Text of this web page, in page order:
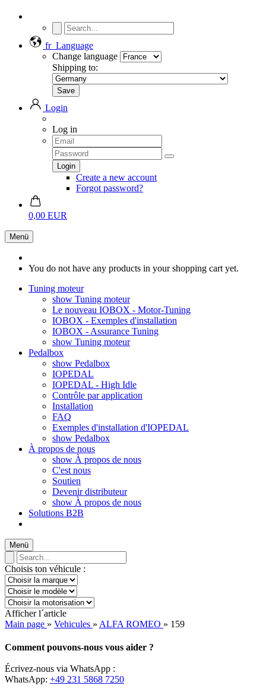
fr Language
Change language
Shipping to:
Login
Log in
Create a new account
Forgot password?
0,00 EUR
Menü
You do not have any products in your shopping cart yet.
Tuning moteur
show Tuning moteur
Le nouveau IOBOX - Motor-Tuning
IOBOX - Exemples d'installation
IOBOX - Assurance Tuning
show Tuning moteur
Pedalbox
show Pedalbox
IOPEDAL
IOPEDAL - High Idle
Contrôle par application
Installation
FAQ
Exemples d'installation d'IOPEDAL
show Pedalbox
À propos de nous
show À propos de nous
C'est nous
Soutien
Devenir distributeur
show À propos de nous
Solutions B2B
Menü
Choisis ton véhicule :
Afficher l´article
Main page » Vehicules » ALFA ROMEO » 159
Comment pouvons-nous vous aider ?
Écrivez-nous via WhatsApp :
WhatsApp: +49 231 5868 7250